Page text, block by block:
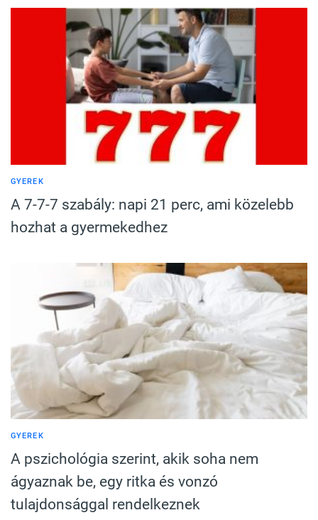
GYEREK
A 7-7-7 szabály: napi 21 perc, ami közelebb
hozhat a gyermekedhez
GYEREK
A pszichológia szerint, akik soha nem
ágyaznak be, egy ritka és vonzó
tulajdonsággal rendelkeznek